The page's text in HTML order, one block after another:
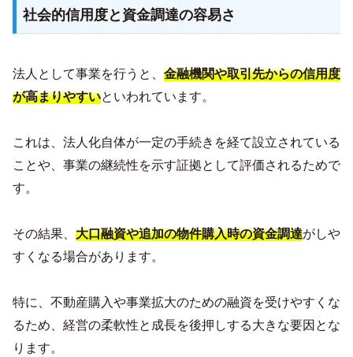
社会的信用度と資金調達の容易さ
法人として事業を行うと、 金融機関や取引先からの信用度
が高まりやすいといわれています。
これは、法人化自体が一定の手続きを経て設立されている
ことや、事業の継続性を示す証拠として評価されるためで
す。
その結果、 大口融資や追加の物件購入時の資金調達がしや
すくなる場合があります。
特に、不動産購入や事業拡大のための融資を受けやすくな
るため、経営の柔軟性と成長を後押しする大きな要因とな
ります。